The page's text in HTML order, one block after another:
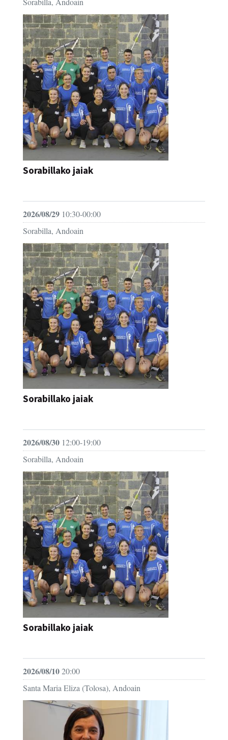
Sorabillako jaiak
2026/08/29 10:30-00:00
Sorabilla, Andoain
Sorabillako jaiak
2026/08/30 12:00-19:00
Sorabilla, Andoain
Sorabillako jaiak
2026/08/1020:00
Santa Maria Eliza (Tolosa), Andoain